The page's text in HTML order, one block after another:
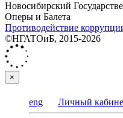
Новосибирский
Оперы и Балета
Противодействие
©НГАТОиБ, 2015-2026
×
eng Личный